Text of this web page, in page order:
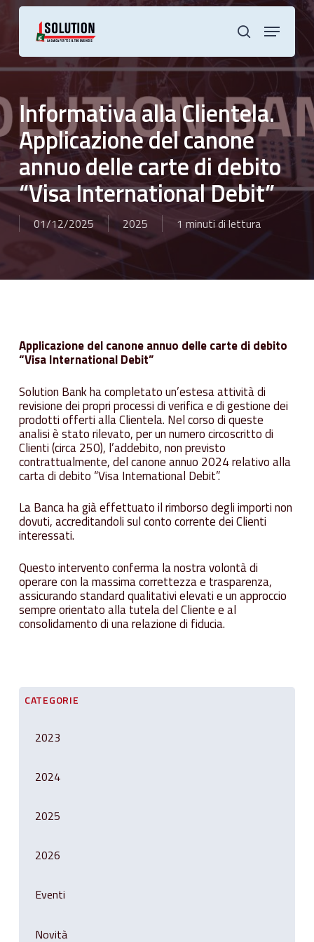
Skip
cerca
Menu
Informativa alla Clientela.
Applicazione del canone
annuo delle carte di debito
“Visa International Debit”
01/12/2025 2025 1 minuti di lettura
Applicazione del canone annuo delle carte di debito
“Visa International Debit”
Solution Bank ha completato un’estesa attività di
revisione dei propri processi di verifica e di gestione dei
prodotti offerti alla Clientela. Nel corso di queste
analisi è stato rilevato, per un numero circoscritto di
Clienti (circa 250), l’addebito, non previsto
contrattualmente, del canone annuo 2024 relativo alla
carta di debito “Visa International Debit”.
La Banca ha già effettuato il rimborso degli importi non
dovuti, accreditandoli sul conto corrente dei Clienti
interessati.
Questo intervento conferma la nostra volontà di
operare con la massima correttezza e trasparenza,
assicurando standard qualitativi elevati e un approccio
sempre orientato alla tutela del Cliente e al
consolidamento di una relazione di fiducia.
CATEGORIE
2023
2024
2025
2026
Eventi
Novità